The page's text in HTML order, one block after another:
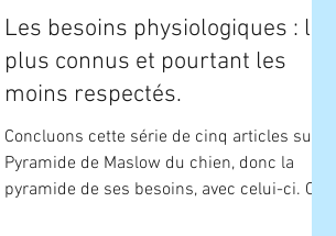
Les besoins physiologiques : les
plus connus et pourtant les
moins respectés.
Concluons cette série de cinq articles sur la
Pyramide de Maslow du chien, donc la
pyramide de ses besoins, avec celui-ci. Cet